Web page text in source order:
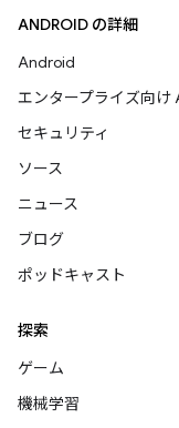
ANDROID の詳細
Android
エンタープライズ向け
セキュリティ
ソース
ニュース
ブログ
ポッドキャスト
探索
ゲーム
機械学習